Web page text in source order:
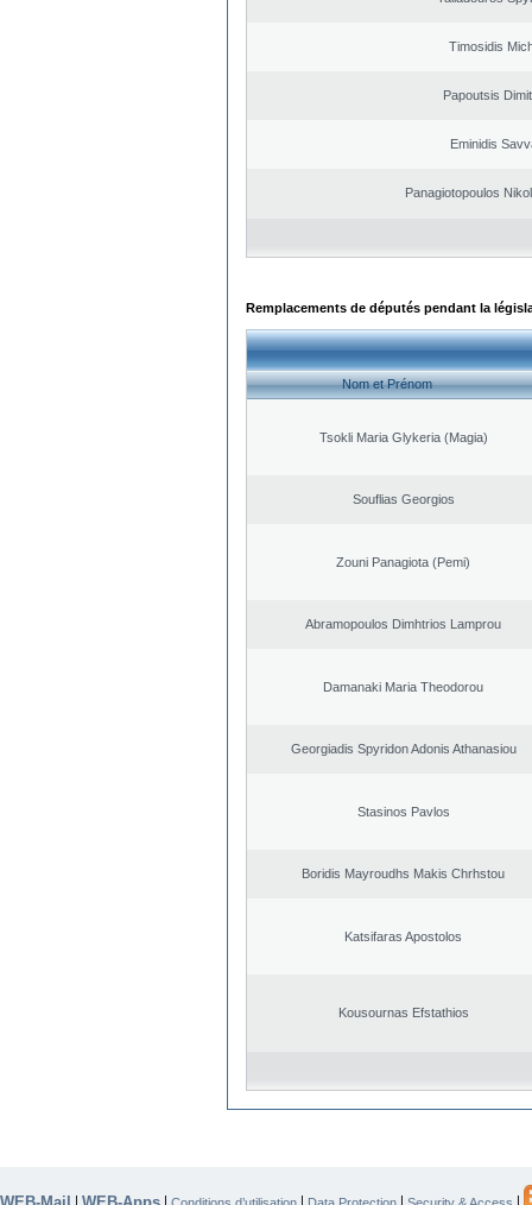
Timosidis
Papoutsis
Eminidis
Panagiotopoulos
Remplacements de députés pendant la
Nom et Prénom
Tsokli Maria Glykeria (Magia)
Souflias Georgios
Zouni Panagiota (Pemi)
Abramopoulos Dimhtrios Lamprou
Damanaki Maria Theodorou
Georgiadis Spyridon Adonis Athanasiou
Stasinos Pavlos
Boridis Mayroudhs Makis Chrhstou
Katsifaras Apostolos
Kousournas Efstathios